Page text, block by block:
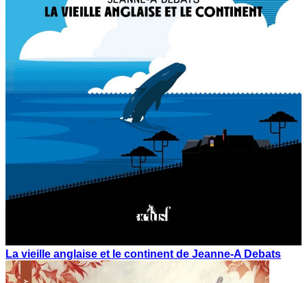
La vieille anglaise et le continent de Jeanne-A Debats